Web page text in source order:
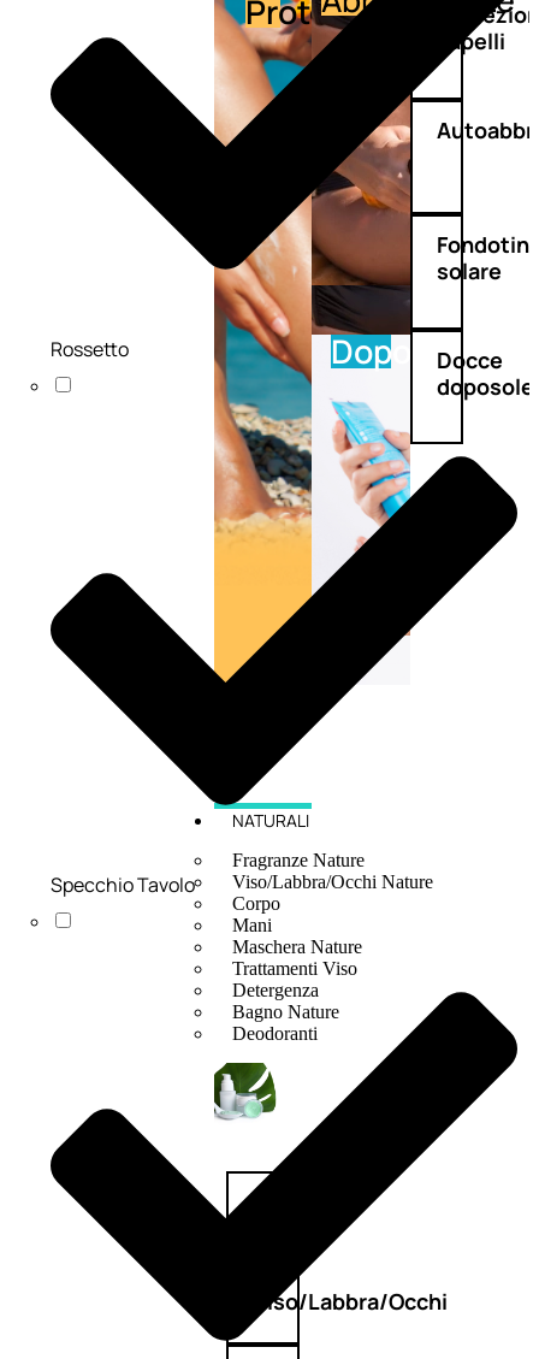
Protezione
Doposole
capelli
solare
Docce
doposole
NATURALI
Fragranze Nature
Viso/Labbra/Occhi Nature
Corpo
Mani
Maschera Nature
Trattamenti Viso
Detergenza
Bagno Nature
Deodoranti
Profumi
Viso/Labbra/Occhi
Rossetto
Specchio Tavolo